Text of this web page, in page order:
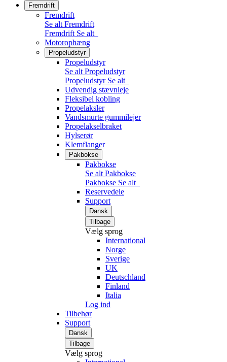
Fremdrift
Fremdrift
Se alt Fremdrift
Fremdrift Se alt
Motorophæng
Propeludstyr
Propeludstyr
Se alt Propeludstyr
Propeludstyr Se alt
Udvendig stævnleje
Fleksibel kobling
Propelaksler
Vandsmurte gummilejer
Propelakselbraket
Hylserør
Klemflanger
Pakbokse
Pakbokse
Se alt Pakbokse
Pakbokse Se alt
Reservedele
Support
Dansk
Tilbage
Vælg sprog
International
Norge
Sverige
UK
Deutschland
Finland
Italia
Log ind
Tilbehør
Support
Dansk
Tilbage
Vælg sprog